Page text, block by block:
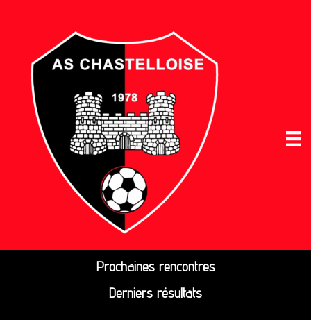
Prochaines rencontres
Derniers résultats